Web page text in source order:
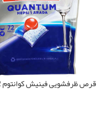
قرص ظرفشویی فینیش کوانتوم 72 عددی